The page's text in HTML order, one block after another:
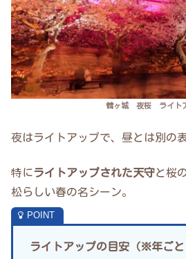
鶴ヶ城 夜桜 ライト
夜はライトアップで、昼とは別の
特にライトアップされた天守と桜
松らしい春の名シーン。
ライトアップの目安（※年ごと